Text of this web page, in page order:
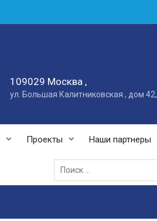
109029 Москва ,
ул. Большая Калитниковская , дом
Проекты Наши партнеры
Поиск: